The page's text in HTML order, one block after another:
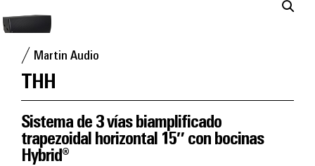
Martin Audio
THH
Sistema de 3 vías biamplificado
trapezoidal horizontal 15″ con bocinas
Hybrid®